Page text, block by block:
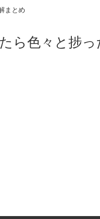
まとめ
ら色々と捗っ